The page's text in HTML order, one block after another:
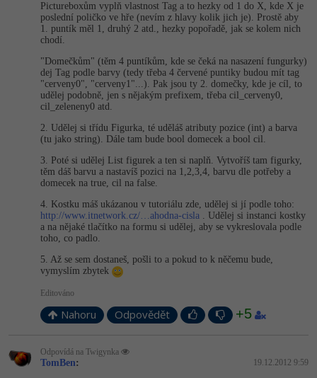
Pictureboxům vyplň vlastnost Tag a to hezky od 1 do X, kde X je
poslední poličko ve hře (nevím z hlavy kolik jich je). Prostě aby
1. puntík měl 1, druhý 2 atd., hezky popořadě, jak se kolem nich
chodí.
"Domečkům" (těm 4 puntíkům, kde se čeká na nasazení fungurky)
dej Tag podle barvy (tedy třeba 4 červené puntiky budou mít tag
"cerveny0", "cerveny1"...). Pak jsou ty 2. domečky, kde je cíl, to
udělej podobně, jen s nějakým prefixem, třeba cil_cerveny0,
cil_zeleneny0 atd.
2. Udělej si třídu Figurka, té uděláš atributy pozice (int) a barva
(tu jako string). Dále tam bude bool domecek a bool cil.
3. Poté si udělej List figurek a ten si naplň. Vytvoříš tam figurky,
těm dáš barvu a nastavíš pozici na 1,2,3,4, barvu dle potřeby a
domecek na true, cil na false.
4. Kostku máš ukázanou v tutoriálu zde, udělej si jí podle toho:
http://www.itnetwork.cz/…ahodna-cisla . Udělej si instanci kostky
a na nějaké tlačítko na formu si udělej, aby se vykreslovala podle
toho, co padlo.
5. Až se sem dostaneš, pošli to a pokud to k něčemu bude,
vymyslím zbytek
Editováno
Nahoru Odpovědět +5
Odpovídá na Twigynka
TomBen: 19.12.2012 9:59